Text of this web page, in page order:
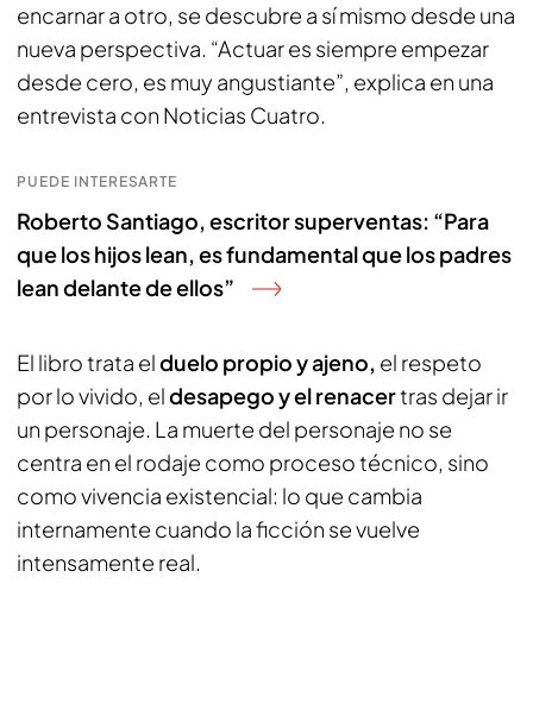
encarnar a otro, se descubre a sí mismo desde una
nueva perspectiva. “Actuar es siempre empezar
desde cero, es muy angustiante”, explica en una
entrevista con Noticias Cuatro.
PUEDE INTERESARTE
Roberto Santiago, escritor superventas: “Para
que los hijos lean, es fundamental que los padres
lean delante de ellos”
El libro trata elduelo propio y ajeno, el respeto
por lo vivido, eldesapego y el renacertras dejar ir
un personaje. La muerte del personaje no se
centra en el rodaje como proceso técnico, sino
como vivencia existencial: lo que cambia
internamente cuando la ficción se vuelve
intensamente real.